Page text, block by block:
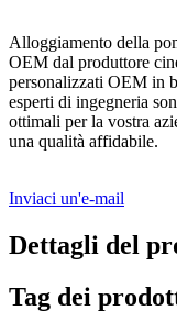
Alloggiamento della
OEM dal produttore
personalizzati OEM in
esperti di ingegneria
ottimali per la vostra
una qualità affidabile.
Inviaci un'e-mail
Dettagli del
Tag dei